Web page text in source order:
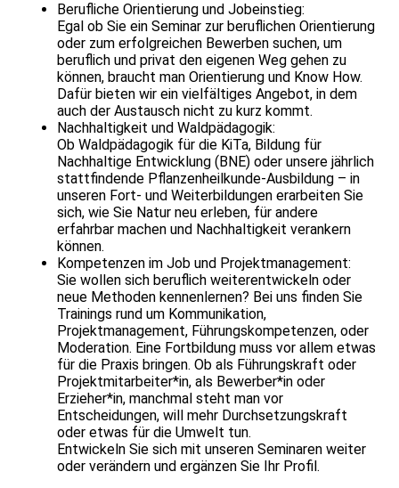
Berufliche Orientierung und Jobeinstieg:
Egal ob Sie ein Seminar zur beruflichen Orientierung
oder zum erfolgreichen Bewerben suchen, um
beruflich und privat den eigenen Weg gehen zu
können, braucht man Orientierung und Know How.
Dafür bieten wir ein vielfältiges Angebot, in dem
auch der Austausch nicht zu kurz kommt.
Nachhaltigkeit und Waldpädagogik:
Ob Waldpädagogik für die KiTa, Bildung für
Nachhaltige Entwicklung (BNE) oder unsere jährlich
stattfindende Pflanzenheilkunde-Ausbildung – in
unseren Fort- und Weiterbildungen erarbeiten Sie
sich, wie Sie Natur neu erleben, für andere
erfahrbar machen und Nachhaltigkeit verankern
können.
Kompetenzen im Job und Projektmanagement:
Sie wollen sich beruflich weiterentwickeln oder
neue Methoden kennenlernen? Bei uns finden Sie
Trainings rund um Kommunikation,
Projektmanagement, Führungskompetenzen, oder
Moderation. Eine Fortbildung muss vor allem etwas
für die Praxis bringen. Ob als Führungskraft oder
Projektmitarbeiter*in, als Bewerber*in oder
Erzieher*in, manchmal steht man vor
Entscheidungen, will mehr Durchsetzungskraft
oder etwas für die Umwelt tun.
Entwickeln Sie sich mit unseren Seminaren weiter
oder verändern und ergänzen Sie Ihr Profil.